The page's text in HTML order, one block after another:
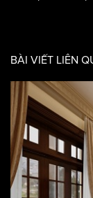
Mặt tiền: 2
BÀI VIẾT LIÊN